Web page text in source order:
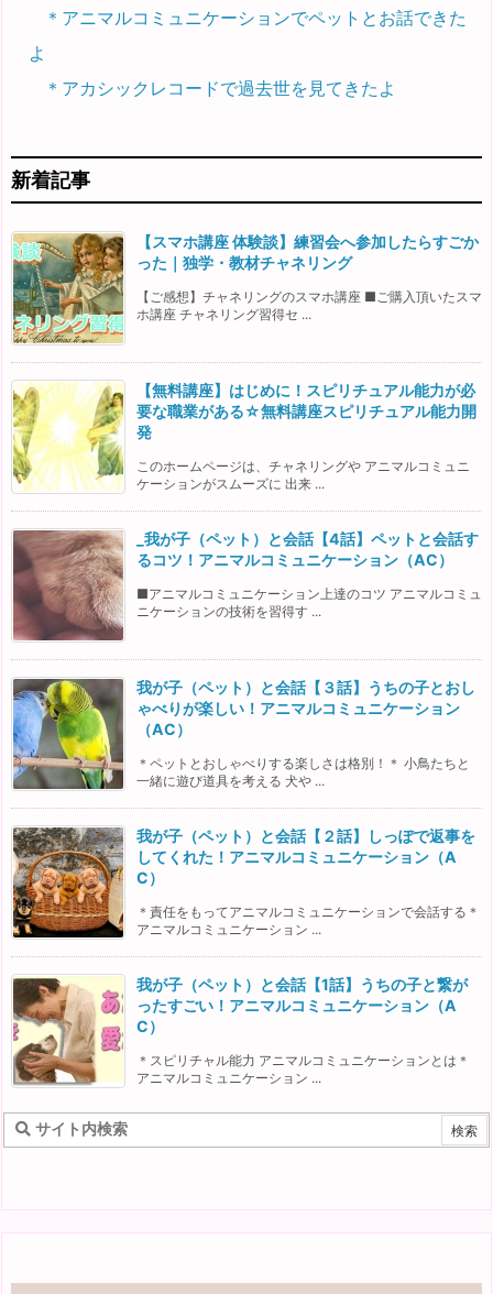
＊アニマルコミュニケーションでペットとお話できた
よ
＊アカシックレコードで過去世を見てきたよ
新着記事
【スマホ講座 体験談】練習会へ参加したらすごか
った｜独学・教材チャネリング
【ご感想】チャネリングのスマホ講座 ■ご購入頂いたスマ
ホ講座 チャネリング習得セ ...
【無料講座】はじめに！スピリチュアル能力が必
要な職業がある☆無料講座スピリチュアル能力開
発
このホームページは、チャネリングや アニマルコミュニ
ケーションがスムーズに 出来 ...
_我が子（ペット）と会話【4話】ペットと会話す
るコツ！アニマルコミュニケーション（AC）
■アニマルコミュニケーション上達のコツ アニマルコミュ
ニケーションの技術を習得す ...
我が子（ペット）と会話【３話】うちの子とおし
ゃべりが楽しい！アニマルコミュニケーション
（AC）
＊ペットとおしゃべりする楽しさは格別！＊ 小鳥たちと
一緒に遊び道具を考える 犬や ...
我が子（ペット）と会話【２話】しっぽで返事を
してくれた！アニマルコミュニケーション（A
C）
＊責任をもってアニマルコミュニケーションで会話する＊
アニマルコミュニケーション ...
我が子（ペット）と会話【1話】うちの子と繋が
ったすごい！アニマルコミュニケーション（A
C）
＊スピリチャル能力 アニマルコミュニケーションとは＊
アニマルコミュニケーション ...